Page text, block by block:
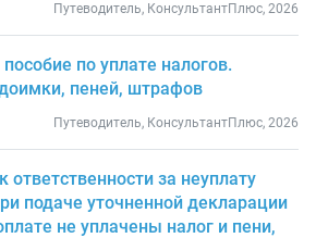
Путеводитель, КонсультантПлюс, 2026
по уплате налогов.
пеней, штрафов
Путеводитель, КонсультантПлюс, 2026
ответственности за неуплату
подаче уточненной декларации
не уплачены налог и пени,